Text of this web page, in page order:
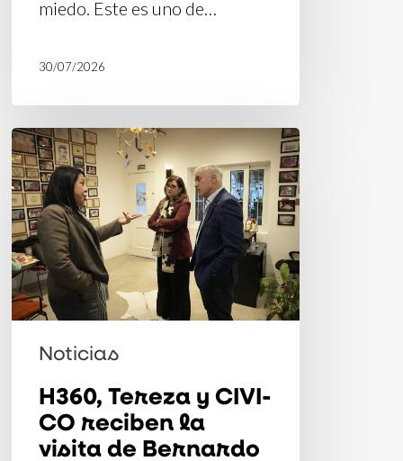
miedo. Este es uno de…
30/07/2026
H360,
Tereza
y
CIVI-
CO
reciben
la
visita
Bernardo
Guillamon
Noticias
H360, Tereza y CIVI-
CO reciben la
visita de Bernardo